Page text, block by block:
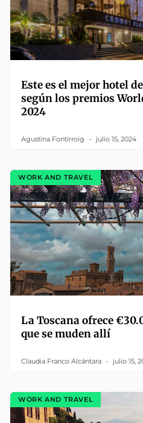
Este es el mejor hotel
según los premios
2024
Agustina Fontirroig julio 15, 2024
WORK AND TRAVEL
La Toscana ofrece
que se muden allí
Claudia Franco Alcántara julio 15,
WORK AND TRAVEL